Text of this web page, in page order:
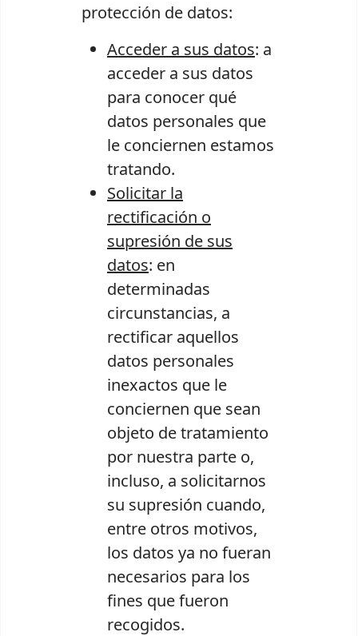
protección de datos:
Acceder a sus datos: a
acceder a sus datos
para conocer qué
datos personales que
le conciernen estamos
tratando.
Solicitar la
rectificación o
supresión de sus
datos: en
determinadas
circunstancias, a
rectificar aquellos
datos personales
inexactos que le
conciernen que sean
objeto de tratamiento
por nuestra parte o,
incluso, a solicitarnos
su supresión cuando,
entre otros motivos,
los datos ya no fueran
necesarios para los
fines que fueron
recogidos.